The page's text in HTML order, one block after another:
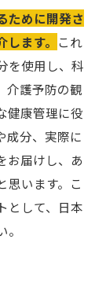
ために開発さ
ます。 これ
を使用し、科
介護予防の観
健康管理に役
成分、実際に
お届けし、あ
思います。こ
として、日本